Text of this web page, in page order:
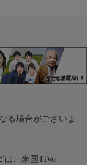
る場合がございま
は、米国TiVo